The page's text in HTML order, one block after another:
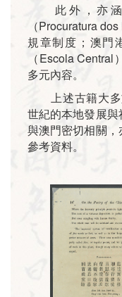
此外，亦涵
（Procuratura
規章制度；澳門
（Escola
多元內容。
上述古籍大多
世紀的本地發展
與澳門密切相關
參考資料。